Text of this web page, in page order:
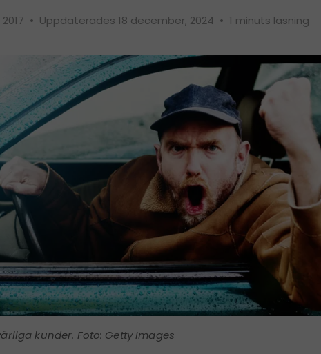
• Uppdaterades 18 december, 2024 • 1 minuts läsning
kunder. Foto: Getty Images